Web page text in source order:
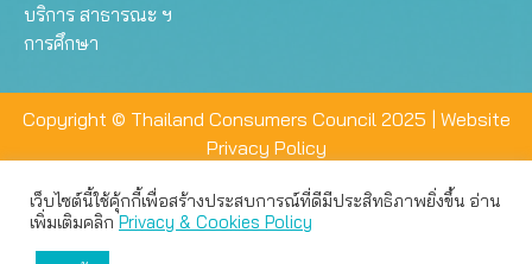
บริการ สาธารณะ ฯ
การศึกษา
Copyright © Thailand Consumers Council 2025 | Website
Privacy Policy
เว็บไซต์นี้ใช้คุ้กกี้เพื่อสร้างประสบการณ์ที่ดีมีประสิทธิภาพยิ่งขึ้น อ่าน
เพิ่มเติมคลิกPrivacy & Cookies Policy
เว็บไซต์นี้ใช้คุกกี้เพื่อมอบประสบการณ์การใช้งานที่ดีให้แก่ท่าน คุณ
สามารถเลือกตั้งค่าความเป็นส่วนตัวได้